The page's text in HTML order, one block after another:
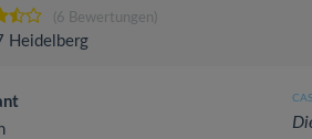
(6 Bewertungen)
Heidelberg
CASI